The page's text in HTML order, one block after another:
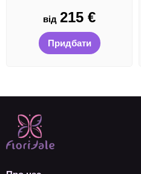
від 215 €
Придбати